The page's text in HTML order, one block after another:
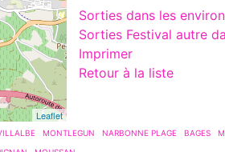
Leaflet
Sorties dans les
Sorties Festival autre
Imprimer
Retour à la liste
MONTLEGUN NARBONNE PLAGE BAGES